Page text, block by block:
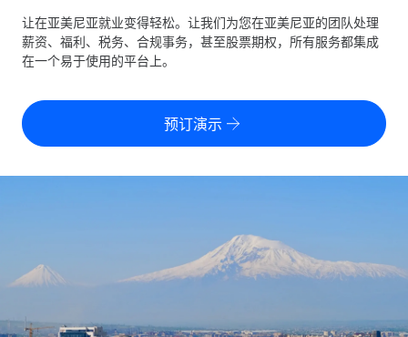
全球招聘
全球薪资管理
轻松运行合规薪资
零实体成本实现全球扩张
覆盖全球
美国各州浏览器
初创企业
资源
工具与计算器
误分类风险计算工具
探索全球合同工的结算货币选项与结算速度
通过 REMOTE 学习
定价
中文（简体）
Nederlands
Français
登录
让在亚美尼亚就业变得轻松。让我们为您在亚美尼亚的团队处理
薪资、福利、税务、合规事务，甚至股票期权，所有服务都集成
在一个易于使用的平台上。
预订演示